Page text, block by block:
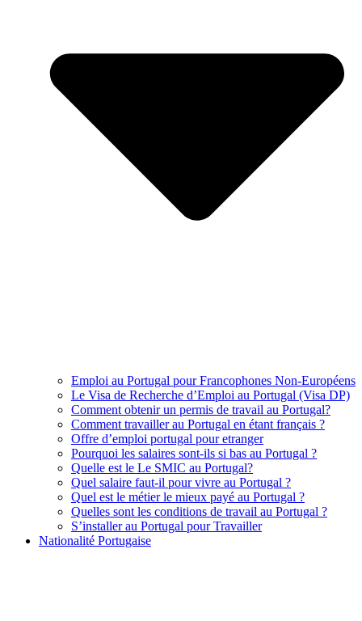
Emploi au Portugal pour Francophones Non-Européens
Le Visa de Recherche d’Emploi au Portugal (Visa DP)
Comment obtenir un permis de travail au Portugal?
Comment travailler au Portugal en étant français ?
Offre d’emploi portugal pour etranger
Pourquoi les salaires sont-ils si bas au Portugal ?
Quelle est le Le SMIC au Portugal?
Quel salaire faut-il pour vivre au Portugal ?
Quel est le métier le mieux payé au Portugal ?
Quelles sont les conditions de travail au Portugal ?
S’installer au Portugal pour Travailler
Nationalité Portugaise